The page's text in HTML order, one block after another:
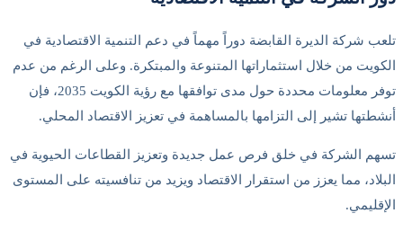
تلعب شركة الديرة القابضة دوراً مهماً في دعم التنمية الاقتصادية في
الكويت من خلال استثماراتها المتنوعة والمبتكرة. وعلى الرغم من عدم
توفر معلومات محددة حول مدى توافقها مع رؤية الكويت 2035، فإن
أنشطتها تشير إلى التزامها بالمساهمة في تعزيز الاقتصاد المحلي.
تسهم الشركة في خلق فرص عمل جديدة وتعزيز القطاعات الحيوية في
البلاد، مما يعزز من استقرار الاقتصاد ويزيد من تنافسيته على المستوى
الإقليمي.